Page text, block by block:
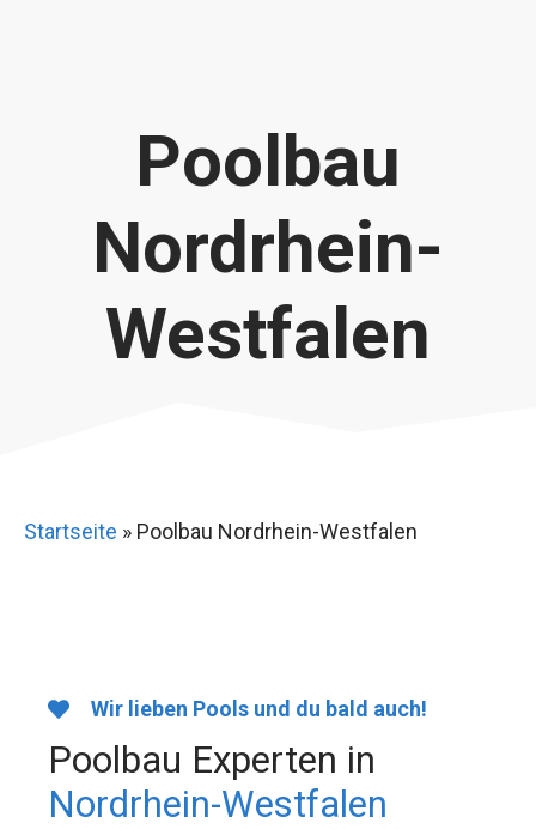
Poolbau
Nordrhein-
Westfalen
Startseite » Poolbau Nordrhein-Westfalen
Wir lieben Pools und du bald auch!
Poolbau Experten in
Nordrhein-Westfalen